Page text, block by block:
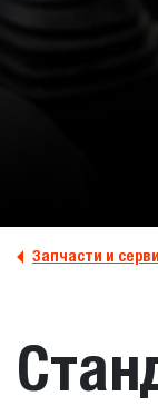
Запчасти и